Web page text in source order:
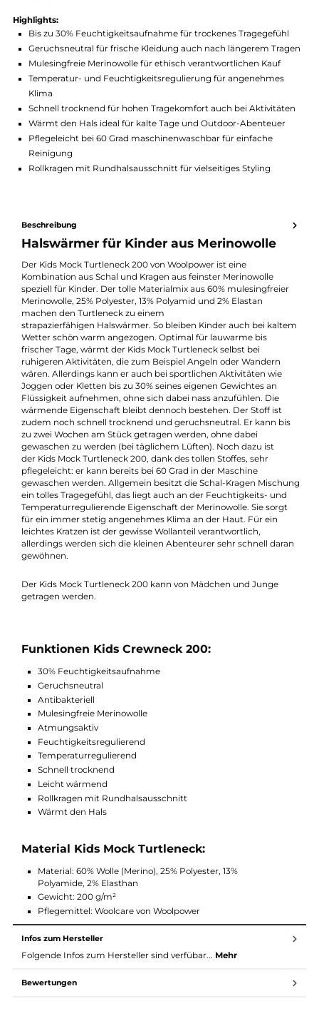
Produktnummer:
23784-004
Hersteller:
Woolpower
Hersteller-Nr.:
Highlights:
Geruchsneutral für frische Kleidung auch nach längerem
Mulesingfreie Merinowolle für ethisch verantwortlichen Kauf
Temperatur- und Feuchtigkeitsregulierung für angenehmes
Klima
Reinigung
Rollkragen mit Rundhalsausschnitt für vielseitiges Styling
Beschreibung
Halswärmer für Kinder aus Merinowolle
Der Kids Mock Turtleneck 200 von Woolpower ist eine
Kombination aus Schal und Kragen aus feinster Merinowolle
speziell für Kinder. Der tolle Materialmix aus 60%
Merinowolle, 25% Polyester, 13% Polyamid und 2% Elastan
machen den Turtleneck zu einem
strapazierfähigen Halswärmer. So bleiben Kinder auch bei
Wetter schön warm angezogen. Optimal für lauwarme bis
frischer Tage, wärmt der Kids Mock Turtleneck selbst bei
ruhigeren Aktivitäten, die zum Beispiel Angeln oder Wandern
wären. Allerdings kann er auch bei sportlichen Aktivitäten wie
Joggen oder Kletten bis zu 30% seines eigenen Gewichtes an
Flüssigkeit aufnehmen, ohne sich dabei nass anzufühlen. Die
wärmende Eigenschaft bleibt dennoch bestehen. Der Stoff ist
zudem noch schnell trocknend und geruchsneutral. Er kann
zu zwei Wochen am Stück getragen werden, ohne dabei
gewaschen zu werden (bei täglichem Lüften). Noch dazu ist
pflegeleicht: er kann bereits bei 60 Grad in der Maschine
gewaschen werden. Allgemein besitzt die Schal-Kragen
leichtes Kratzen ist der gewisse Wollanteil verantwortlich,
allerdings werden sich die kleinen Abenteurer sehr schnell
gewöhnen.
Der Kids Mock Turtleneck 200 kann von Mädchen und Junge
getragen werden.
Funktionen Kids Crewneck 200:
30% Feuchtigkeitsaufnahme
Mulesingfreie Merinowolle
Atmungsaktiv
Feuchtigkeitsregulierend
Temperaturregulierend
Schnell trocknend
Leicht wärmend
Rollkragen mit Rundhalsausschnitt